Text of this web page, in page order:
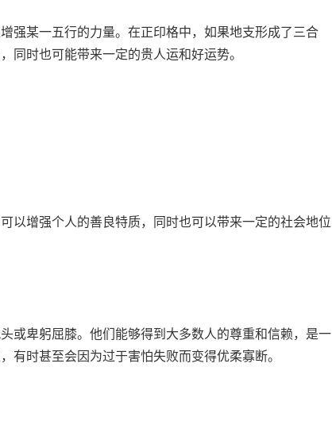
强某一五行的力量。在正印格中，如果地支形成了三合
同时也可能带来一定的贵人运和好运势。
以增强个人的善良特质，同时也可以带来一定的社会地位
或卑躬屈膝。他们能够得到大多数人的尊重和信赖，是一
有时甚至会因为过于害怕失败而变得优柔寡断。